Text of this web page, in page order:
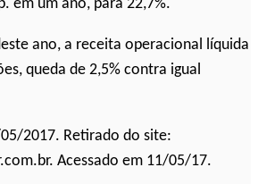
em um ano, para 22,7%.
ano, a receita operacional líquida
queda de 2,5% contra igual
2017. Retirado do site:
Acessado em 11/05/17.